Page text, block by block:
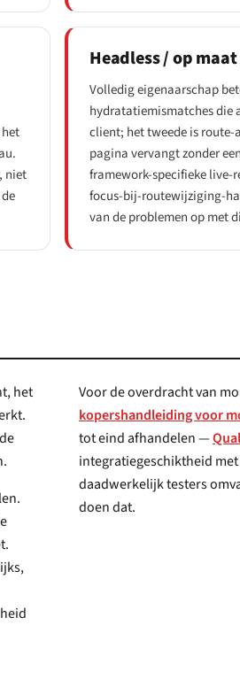
niet
Headless / op
Volledig eigenaarschap
hydratatiemismatches die
client; het tweede is
pagina vervangt zonder
framework-specifieke
focus-bij-routewijziging-
van de problemen op met
Voor de overdracht van
kopershandleiding voor
tot eind afhandelen —
integratiegeschiktheid met uw CI en of het handmatige
daadwerkelijk testers omvat met de beperkingen
doen dat.